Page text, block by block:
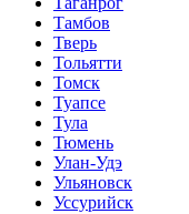
Тамбов
Тверь
Тольятти
Томск
Туапсе
Тула
Тюмень
Улан-Удэ
Ульяновск
Уссурийск